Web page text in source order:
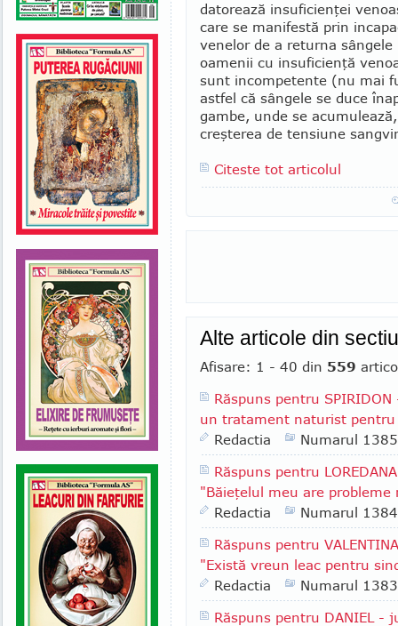
datorează insu­ficienţei
care se manifestă prin
venelor de a returna sângele
oamenii cu insuficienţă
sunt incom­petente (nu mai
astfel că sângele se duce
gambe, unde se
creşterea de ten­siune
Citeste tot articolul
Alte articole din
Afisare: 1 - 40 din 559
Răspuns pentru
un tratament naturist pentru
Redactia
Numarul 1385
Răspuns pentru
"Băieţelul meu are probleme
Redactia
Numarul 1384
Răspuns pentru
"Există vreun leac pentru
Redactia
Numarul 1383
Răspuns pentru DANIEL -